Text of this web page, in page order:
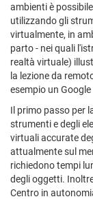
ambienti è
utilizzando gli
virtualmente, in
parto - nei quali
realtà virtuale)
la lezione da
esempio un
Il primo passo per
strumenti e degli
virtuali accurate
attualmente sul
richiedono tempi
degli oggetti.
Centro in